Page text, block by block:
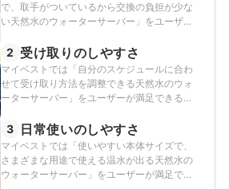
で、取手がついているから交換の負担が少な
い天然水のウォーターサーバー」をユーザー
行いました。
2 受け取りのしやすさ
マイベストでは「自分のスケジュールに合わ
せて受け取り方法を調整できる天然水のウォ
ーターサーバー」をユーザーが満足できる商
3 日常使いのしやすさ
マイベストでは「使いやすい本体サイズで、
さまざまな用途で使える温水が出る天然水の
ウォーターサーバー」をユーザーが満足でき